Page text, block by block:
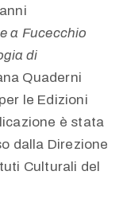
a Fucecchio
di
Quaderni
le Edizioni
è stata
dalla Direzione
Culturali del